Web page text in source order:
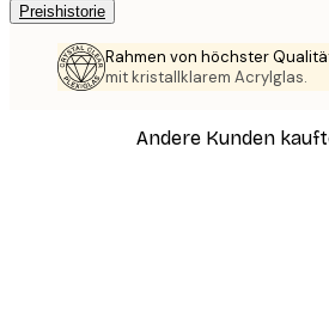
Preishistorie
Rahmen von höchster
mit kristallklarem Acrylglas.
Andere Kunden